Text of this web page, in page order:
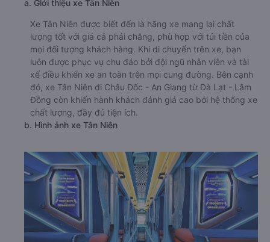
a. Giới thiệu xe Tân Niên
Xe Tân Niên được biết đến là hãng xe mang lại chất
lượng tốt với giá cả phải chăng, phù hợp với túi tiền của
mọi đối tượng khách hàng. Khi di chuyển trên xe, bạn
luôn được phục vụ chu đáo bởi đội ngũ nhân viên và tài
xế điều khiển xe an toàn trên mọi cung đường. Bên cạnh
đó, xe Tân Niên đi Châu Đốc - An Giang từ Đà Lạt - Lâm
Đồng còn khiến hành khách đánh giá cao bởi hệ thống xe
chất lượng, đầy đủ tiện ích.
b. Hình ảnh xe Tân Niên